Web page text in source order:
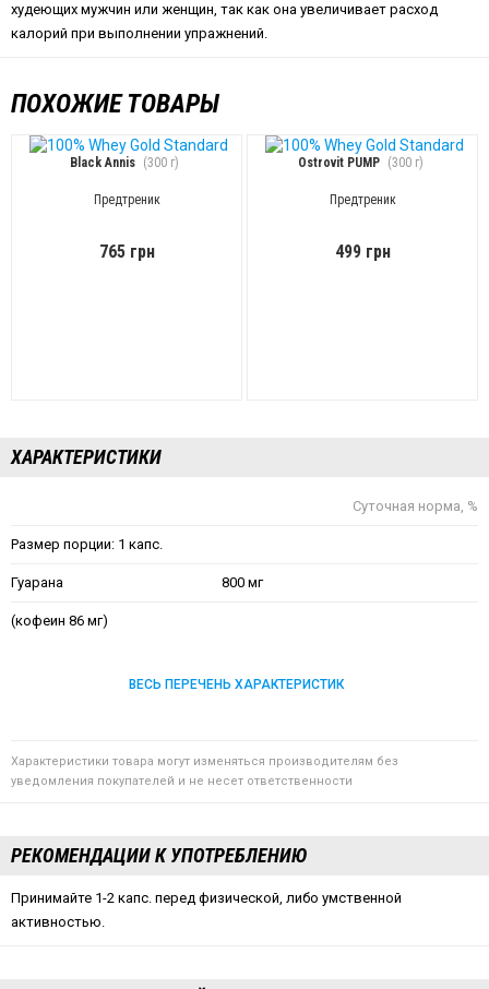
худеющих мужчин или женщин, так как она увеличивает расход
калорий при выполнении упражнений.
ПОХОЖИЕ ТОВАРЫ
Black Annis (300 г)
Предтреник
765 грн
Ostrovit PUMP (300 г)
Предтреник
499 грн
ХАРАКТЕРИСТИКИ
Суточная норма, %
Размер порции: 1 капс.
Гуарана 800 мг
(кофеин 86 мг)
ВЕСЬ ПЕРЕЧЕНЬ ХАРАКТЕРИСТИК
Характеристики товара могут изменяться производителям без
уведомления покупателей и не несет ответственности
РЕКОМЕНДАЦИИ К УПОТРЕБЛЕНИЮ
Принимайте 1-2 капс. перед физической, либо умственной
активностью.